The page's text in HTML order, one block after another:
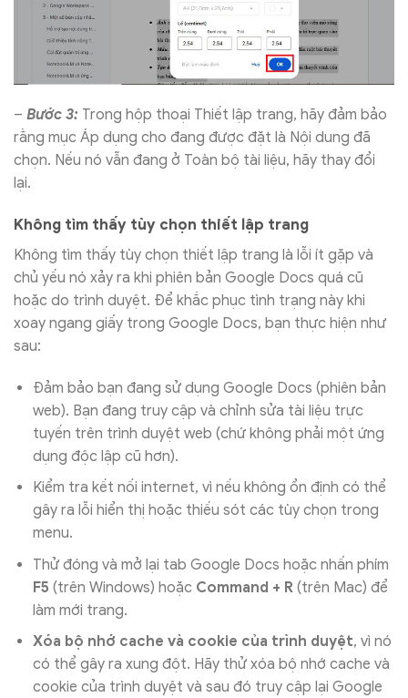
– Bước 3: Trong hộp thoại Thiết lập trang, hãy đảm bảo
rằng mục Áp dụng cho đang được đặt là Nội dung đã
chọn. Nếu nó vẫn đang ở Toàn bộ tài liệu, hãy thay đổi
lại.
Không tìm thấy tùy chọn thiết lập trang
Không tìm thấy tùy chọn thiết lập trang là lỗi ít gặp và
chủ yếu nó xảy ra khi phiên bản Google Docs quá cũ
hoặc do trình duyệt. Để khắc phục tình trạng này khi
xoay ngang giấy trong Google Docs, bạn thực hiện như
sau:
Đảm bảo bạn đang sử dụng Google Docs (phiên bản
web). Bạn đang truy cập và chỉnh sửa tài liệu trực
tuyến trên trình duyệt web (chứ không phải một ứng
dụng độc lập cũ hơn).
Kiểm tra kết nối internet, vì nếu không ổn định có thể
gây ra lỗi hiển thị hoặc thiếu sót các tùy chọn trong
menu.
Thử đóng và mở lại tab Google Docs hoặc nhấn phím
F5 (trên Windows) hoặc Command + R(trên Mac) để
làm mới trang.
Xóa bộ nhớ cache và cookie của trình duyệt, vì nó
có thể gây ra xung đột. Hãy thử xóa bộ nhớ cache và
cookie của trình duyệt và sau đó truy cập lại Google